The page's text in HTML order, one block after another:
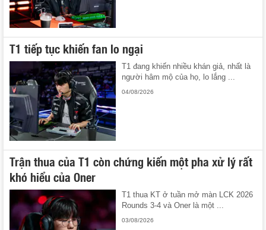
T1 tiếp tục khiến fan lo ngại
T1 đang khiến nhiều khán giả, nhất là
người hâm mộ của họ, lo lắng ...
04/08/2026
Trận thua của T1 còn chứng kiến một pha xử lý rất
khó hiểu của Oner
T1 thua KT ở tuần mở màn LCK 2026
Rounds 3-4 và Oner là một ...
03/08/2026